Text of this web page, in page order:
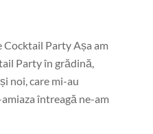
Cocktail Party Așa am
Party în grădină,
noi, care mi-au
întreagă ne-am